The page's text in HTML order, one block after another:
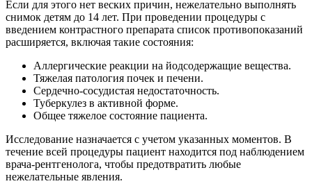
Если для этого нет веских причин, нежелательно выполнять
снимок детям до 14 лет. При проведении процедуры с
введением контрастного препарата список противопоказаний
расширяется, включая такие состояния:
Аллергические реакции на йодсодержащие вещества.
Тяжелая патология почек и печени.
Сердечно-сосудистая недостаточность.
Туберкулез в активной форме.
Общее тяжелое состояние пациента.
Исследование назначается с учетом указанных моментов. В
течение всей процедуры пациент находится под наблюдением
врача-рентгенолога, чтобы предотвратить любые
нежелательные явления.